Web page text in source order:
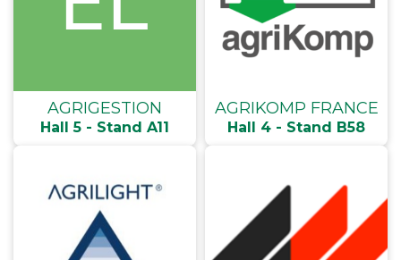
AGRIGESTION
Hall 5 - Stand A11
AGRIKOMP FRANCE
Hall 4 - Stand B58